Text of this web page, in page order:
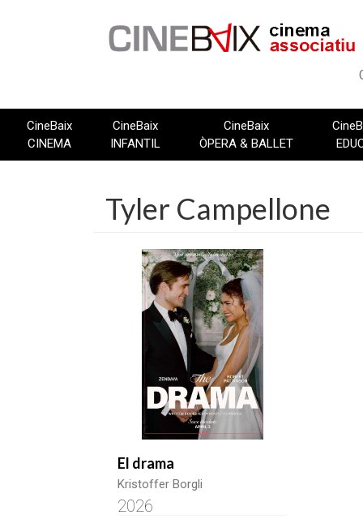
CineBaix
CINEMA
CineBaix
INFANTIL
CineBaix
ÒPERA & BALLET
Tyler Campellone
El drama
Kristoffer Borgli
2026